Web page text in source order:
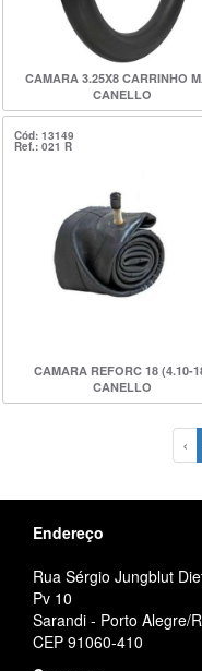
CAMARA 3.25X8 CARRINHO
CANELLO
Cód: 13149
Ref.: 021 R
CAMARA REFORC 18 (4.10-
CANELLO
‹
Endereço
Rua Sérgio Jungblut
Pv 10
Sarandi - Porto Alegre/
CEP 91060-410